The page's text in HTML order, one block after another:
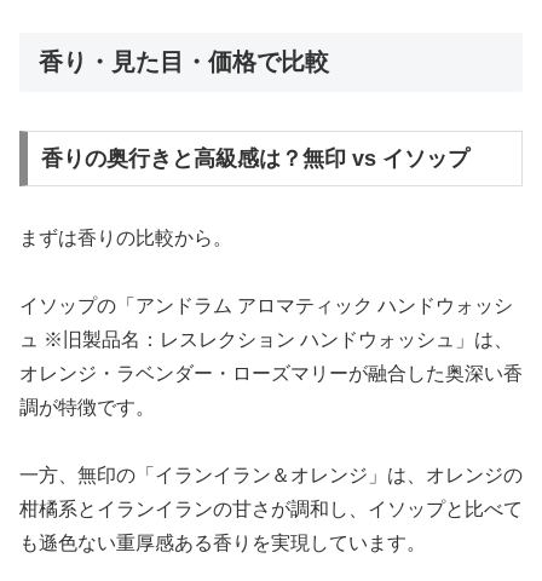
香り・見た目・価格で比較
香りの奥行きと高級感は？無印 vs イソップ
まずは香りの比較から。
イソップの「アンドラム アロマティック ハンドウォッシ
ュ ※旧製品名：レスレクション ハンドウォッシュ」は、
オレンジ・ラベンダー・ローズマリーが融合した奥深い香
調が特徴です。
一方、無印の「イランイラン＆オレンジ」は、オレンジの
柑橘系とイランイランの甘さが調和し、イソップと比べて
も遜色ない重厚感ある香りを実現しています。